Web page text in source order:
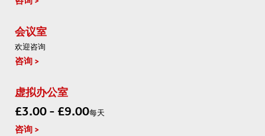
会议室
欢迎咨询
咨询
虚拟办公室
£3.00 - £9.00每天
咨询